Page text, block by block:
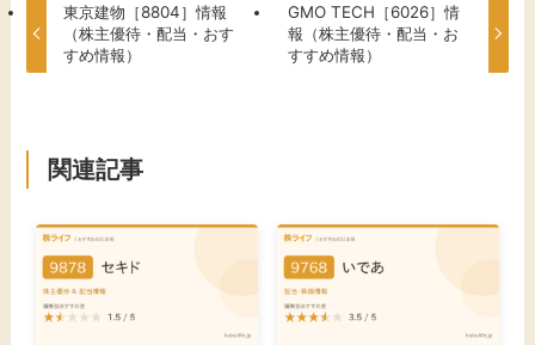
東京建物［8804］情報
（株主優待・配当・おす
すめ情報）
GMO TECH［6026］情
報（株主優待・配当・お
すすめ情報）
関連記事